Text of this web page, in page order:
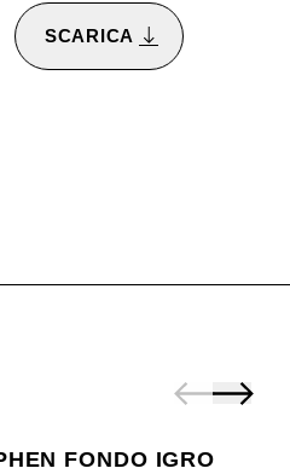
SCARICA
FONDO IGRO